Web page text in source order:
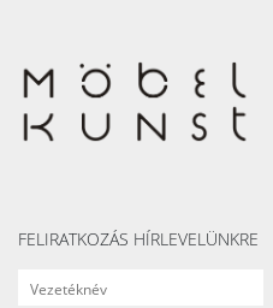
FELIRATKOZÁS HÍRLEVELÜNKRE